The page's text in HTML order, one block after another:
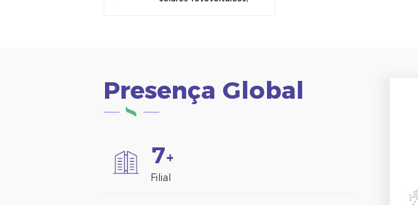
Presença Global
7+
Filial